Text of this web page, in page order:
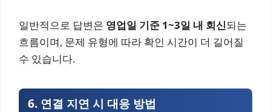
일반적으로 답변은 영업일 기준 1~3일 내 회신되는
흐름이며, 문제 유형에 따라 확인 시간이 더 길어질
수 있습니다.
6. 연결 지연 시 대응 방법